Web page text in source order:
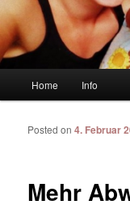
Skip to primary
Skip to secondary
Home Info
Mehr
Posted on4. Februar